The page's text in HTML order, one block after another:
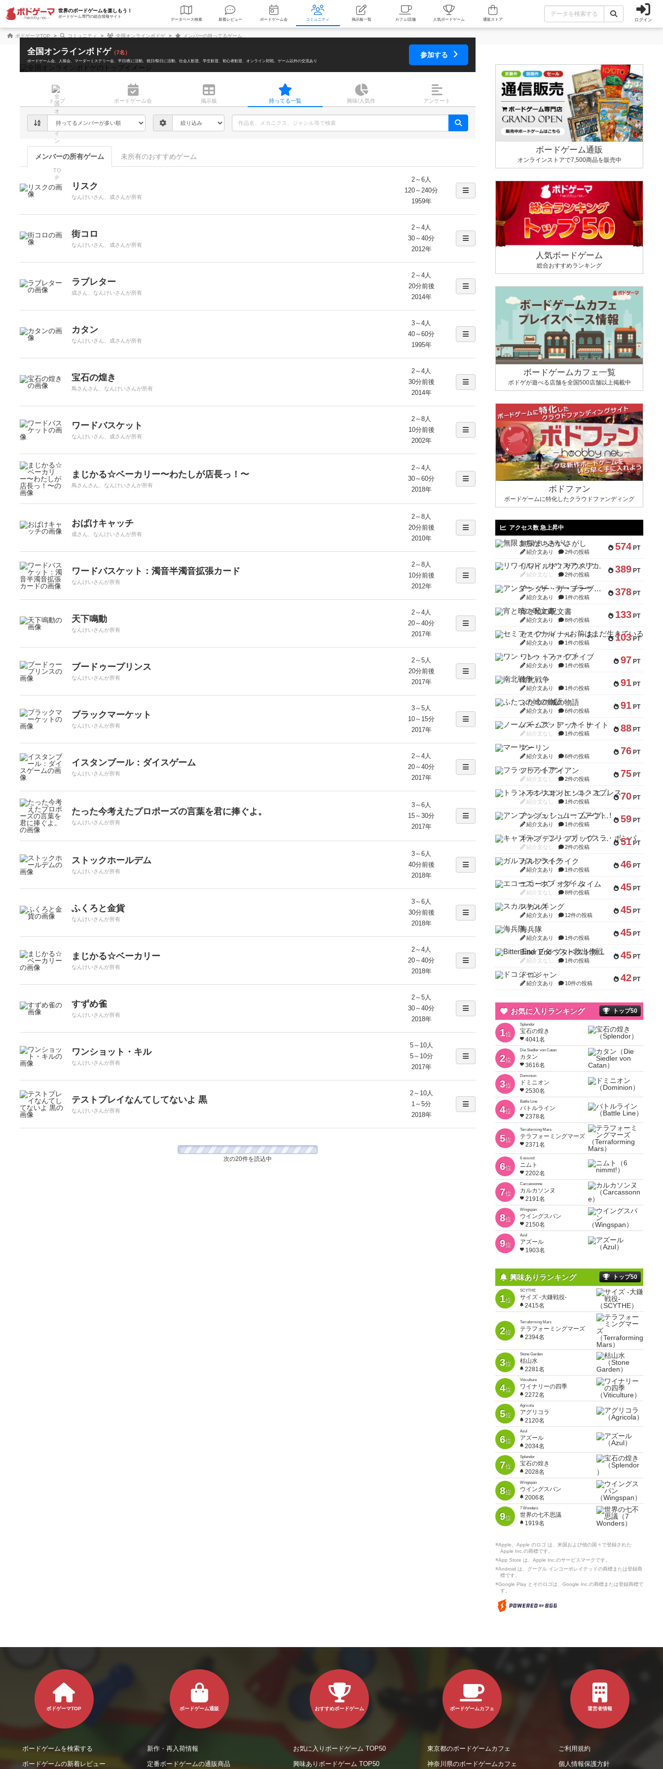
世界のボードゲームを楽しもう！
ボードゲーム専門の総合情報サイト
データベース 検索 新着レビュー ボードゲーム会 コミュニティ 掲示板一覧 カフェ/店舗 人気ボードゲーム 通販ストア ログイン
ボドゲーマTOP コミュニティ 全国オンラインボドゲ メンバーの持ってるゲーム
全国オンラインボドゲ （7名）
ボードゲーム会 人狼会 マーダーミステリー会 平日/夜に活動 祝日/祭日に活動 社会人歓迎 学生歓迎 初心者歓迎 オンライン対戦 ゲーム以外の交流あり
参加する
トップ ボードゲーム会 掲示板 持ってる一覧 興味/人気作 アンケート
メンバーの所有ゲーム 未所有のおすすめゲーム
リスク
なんけいさん、成さんが所有
2～6人
120～240分
1959年
街コロ
なんけいさん、成さんが所有
2～4人
30～40分
2012年
ラブレター
成さん、なんけいさんが所有
2～4人
20分前後
2014年
カタン
なんけいさん、成さんが所有
3～4人
40～60分
1995年
宝石の煌き
鳥さんさん、なんけいさんが所有
2～4人
30分前後
2014年
ワードバスケット
なんけいさん、成さんが所有
2～8人
10分前後
2002年
まじかる☆ベーカリー〜わたしが店長っ！〜
鳥さんさん、なんけいさんが所有
2～4人
30～60分
2018年
おばけキャッチ
成さん、なんけいさんが所有
2～8人
20分前後
2010年
ワードバスケット：濁音半濁音拡張カード
なんけいさんが所有
2～8人
10分前後
2012年
天下鳴動
なんけいさんが所有
2～4人
20～40分
2017年
ブードゥープリンス
なんけいさんが所有
2～5人
20分前後
2017年
ブラックマーケット
なんけいさんが所有
3～5人
10～15分
2017年
イスタンブール：ダイスゲーム
なんけいさんが所有
2～4人
20～40分
2017年
たった今考えたプロポーズの言葉を君に捧ぐよ。
なんけいさんが所有
3～6人
15～30分
2017年
ストックホールデム
なんけいさんが所有
3～6人
40分前後
2018年
ふくろと金貨
なんけいさんが所有
3～6人
30分前後
2018年
まじかる☆ベーカリー
なんけいさんが所有
2～4人
20～40分
2018年
すずめ雀
なんけいさんが所有
2～5人
30～40分
2018年
ワンショット・キル
なんけいさんが所有
5～10人
5～10分
2017年
テストプレイなんてしてないよ 黒
なんけいさんが所有
2～10人
1～5分
2018年
次の20件を読込中
ボードゲーム通販
オンラインストアで7,500商品を販売中
人気ボードゲーム
総合おすすめランキング
ボードゲームカフェ一覧
ボドゲが遊べる店舗を全国500店舗以上掲載中
ボドファン
ボードゲームに特化したクラウドファンディング
アクセス数 急上昇中
574 PT
無限まちがいさがし
紹介文あり 2件の投稿
389 PT
リワイルド：サウスアメリカ
紹介文なし 2件の投稿
378 PT
アンダー・ザ・テーブラー
紹介文あり 1件の投稿
133 PT
宵と暁の呪文書
紹介文あり 8件の投稿
103 PT
セミファイナル ～お前はまだ生きている～
紹介文あり 1件の投稿
97 PT
ワン・トゥ・ファイブ
紹介文あり 1件の投稿
91 PT
南北戦争
紹介文あり 1件の投稿
91 PT
ふたつの城の物語
紹介文あり 6件の投稿
88 PT
ノームズ・アット・ナイト
紹介文なし 1件の投稿
76 PT
マーリン
紹介文あり 6件の投稿
75 PT
フラットアイアン
紹介文なし 2件の投稿
70 PT
トランスオリエント・エクスプレス
紹介文なし 1件の投稿
59 PT
アンブッシュ！：ムーブアウト！
紹介文あり 1件の投稿
51 PT
キャプテン・フリップ：イスラ・ボンバ
紹介文なし 2件の投稿
46 PT
ガルフストライク
紹介文あり 1件の投稿
45 PT
エコーズ・オブ・タイム
紹介文なし 8件の投稿
45 PT
スカルキング
紹介文あり 12件の投稿
45 PT
海兵隊
紹介文あり 1件の投稿
45 PT
Bitter End ブタペスト救出作戦
紹介文なし 1件の投稿
42 PT
ドコジャン
紹介文あり 10件の投稿
お気に入りランキング トップ50
1位
Splendor
宝石の煌き
4041名
2位
Die Siedler von Catan
カタン
3616名
3位
Dominion
ドミニオン
2530名
4位
Battle Line
バトルライン
2378名
5位
Terraforming Mars
テラフォーミングマーズ
2371名
6位
6 nimmt!
ニムト
2202名
7位
Carcassonne
カルカソンヌ
2191名
8位
Wingspan
ウイングスパン
2150名
9位
Azul
アズール
1903名
興味ありランキング トップ50
1位
SCYTHE
サイズ -大鎌戦役-
2415名
2位
Terraforming Mars
テラフォーミングマーズ
2394名
3位
Stone Garden
枯山水
2281名
4位
Viticulture
ワイナリーの四季
2272名
5位
Agricola
アグリコラ
2120名
6位
Azul
アズール
2034名
7位
Splendor
宝石の煌き
2028名
8位
Wingspan
ウイングスパン
2006名
9位
7 Wonders
世界の七不思議
1919名
※Apple、Apple のロゴ は、米国および他の国々で登録された
Apple Inc.の商標です。
※App Store は、Apple Inc.のサービスマークです。
※Android は、グーグル インコーポレイテッドの商標または登録商
標です。
※Google Play とそのロゴは、Google Inc.の商標または登録商標で
す。
ボドゲーマTOP
ボードゲームを検索する
ボードゲームの新着レビュー
ボードゲーム通販
新作・再入荷情報
定番ボードゲームの通販商品
おすすめボードゲーム
お気に入りボードゲーム TOP50
興味ありボードゲーム TOP50
ボードゲームカフェ
東京都のボードゲームカフェ
神奈川県のボードゲームカフェ
運営者情報
ご利用規約
個人情報保護方針